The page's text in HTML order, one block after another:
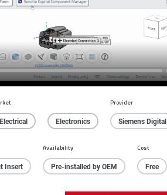
Electrical Electronics
Provider
Siemens
Insert
Availability
Pre-installed by OEM
Cost
Free